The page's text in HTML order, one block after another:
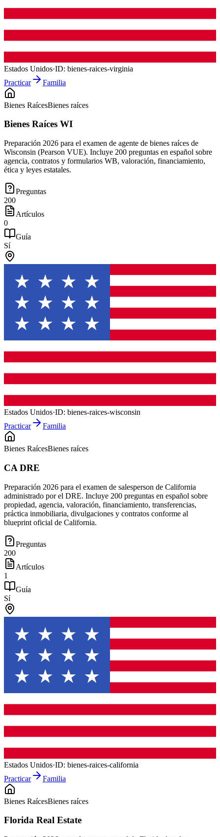
Estados Unidos·ID: bienes-raices-virginia
Practicar
Familia
Bienes RaícesBienes raíces
Bienes Raíces WI
Preparación 2026 para el examen de agente de bienes raíces de
Wisconsin (Pearson VUE). Incluye 200 preguntas en español sobre
agencia, contratos y formularios WB, valoración, financiamiento,
ética y leyes estatales.
Preguntas
200
Artículos
0
Guía
Sí
Estados Unidos·ID: bienes-raices-wisconsin
Practicar
Familia
Bienes RaícesBienes raíces
CA DRE
Preparación 2026 para el examen de salesperson de California
administrado por el DRE. Incluye 200 preguntas en español sobre
propiedad, agencia, valoración, financiamiento, transferencias,
práctica inmobiliaria, divulgaciones y contratos conforme al
blueprint oficial de California.
Preguntas
200
Artículos
1
Guía
Sí
Estados Unidos·ID: bienes-raices-california
Practicar
Familia
Bienes RaícesBienes raíces
Florida Real Estate